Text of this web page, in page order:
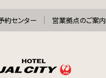
約センター 営業拠点のご案内